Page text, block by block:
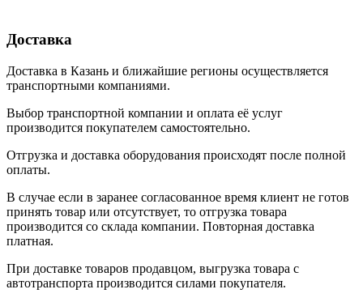
Доставка
Доставка в Казань и ближайшие регионы осуществляется
транспортными компаниями.
Выбор транспортной компании и оплата её услуг
производится покупателем самостоятельно.
Отгрузка и доставка оборудования происходят после полной
оплаты.
В случае если в заранее согласованное время клиент не готов
принять товар или отсутствует, то отгрузка товара
производится со склада компании. Повторная доставка
платная.
При доставке товаров продавцом, выгрузка товара с
автотранспорта производится силами покупателя.